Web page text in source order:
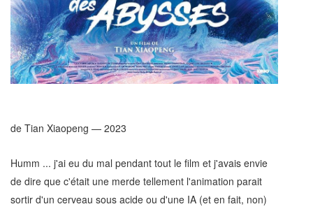
de Tian Xiaopeng — 2023
Humm ... j'ai eu du mal pendant tout le film et j'avais envie
de dire que c'était une merde tellement l'animation parait
sortir d'un cerveau sous acide ou d'une IA (et en fait, non)